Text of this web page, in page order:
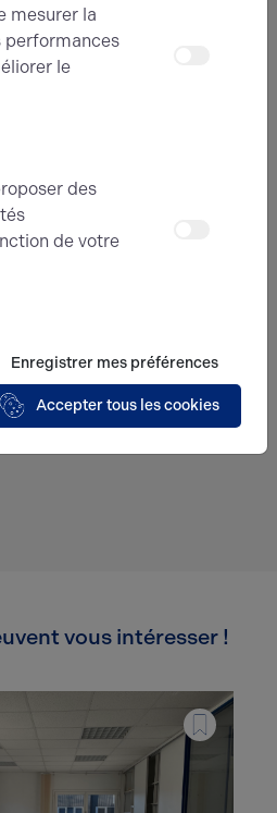
soient exploitées
demande et de la
qui peut en découler.*
vous intéresser !
mesurer la
performances
le
des
de votre
Enregistrer mes préférences
Accepter tous les cookies